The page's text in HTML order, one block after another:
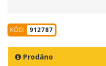
KÓD: 912787
Prodáno